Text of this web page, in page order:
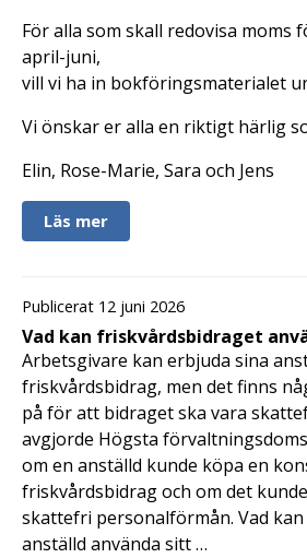
För alla som skall redovisa moms
april-juni,
vill vi ha in bokföringsmaterialet
Vi önskar er alla en riktigt härlig
Elin, Rose-Marie, Sara och Jens
Läs mer
Publicerat 12 juni 2026
Vad kan friskvårdsbidraget
Arbetsgivare kan erbjuda sina
friskvårdsbidrag, men det finns
på för att bidraget ska vara
avgjorde Högsta
om en anställd kunde köpa en
friskvårdsbidrag och om det
skattefri personalförmån. Vad
anställd använda sitt …